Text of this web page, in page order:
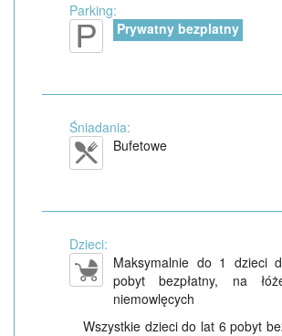
Parking:
Prywatny bezplatny
Śniadania:
Bufetowe
Dzieci:
Maksymalnie do 1 dzieci
pobyt bezpłatny, na
niemowlęcych
Wszystkie dzieci do lat 6 pobyt